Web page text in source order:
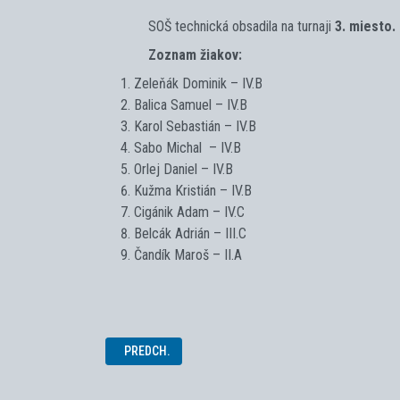
SOŠ technická obsadila na turnaji 3. miesto.
Zoznam žiakov:
Zeleňák Dominik – IV.B
Balica Samuel – IV.B
Karol Sebastián – IV.B
Sabo Michal – IV.B
Orlej Daniel – IV.B
Kužma Kristián – IV.B
Cigánik Adam – IV.C
Belcák Adrián – III.C
Čandík Maroš – II.A
PREDCHÁDZAJÚCI ČLÁNOK: OBLASTNÉ KOLO
PREDCH.